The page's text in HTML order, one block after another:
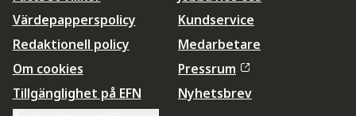
Värdepapperspolicy
Redaktionell policy
Om cookies
Tillgänglighet på EFN
Kundservice
Medarbetare
Pressrum
Nyhetsbrev